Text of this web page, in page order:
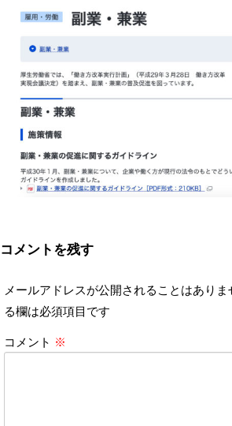
コメントを残す
メールアドレスが公開されることはありま
る欄は必須項目です
コメント ※